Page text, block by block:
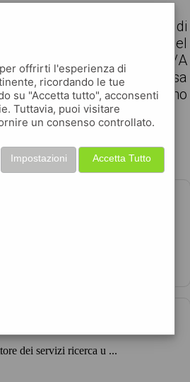
SCOLASTICA
Synergie Italia, filiale di
azienda cliente attiva nel
collettiva: ADDETTO/A
per Mensa
del territorio Fiorentino
dettagli
COMMERCIALE
dei servizi ricerca u ...
offrirti l'esperienza di
ricordando le tue
su "Accetta tutto", acconsenti
Tuttavia, puoi visitare
un consenso controllato.
Accetta Tutto
Impostazioni